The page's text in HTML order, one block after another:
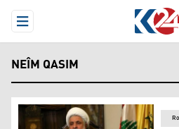
Open Menu
NEÎM QASIM